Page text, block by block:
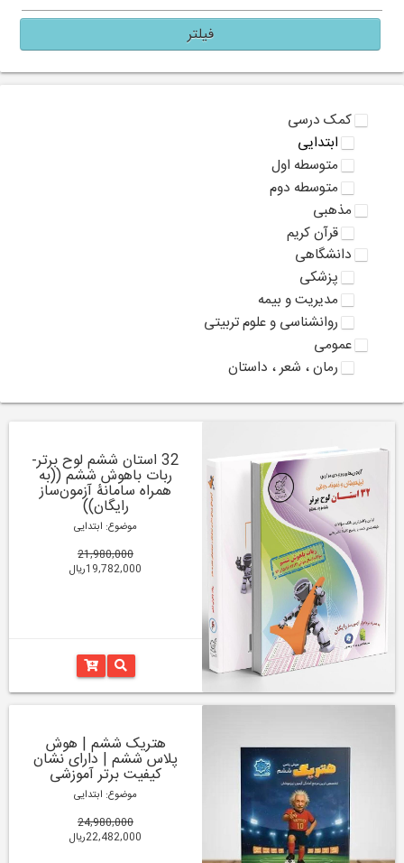
فیلتر
کمک درسی
ابتدایی
متوسطه اول
متوسطه دوم
مذهبی
قرآن کریم
دانشگاهی
پزشکی
مدیریت و بیمه
روانشناسی و علوم تربیتی
عمومی
رمان ، شعر ، داستان
32 استان ششم لوح برتر-
ربات باهوش ششم ((به
همراه سامانۀ آزمون‌ساز
رایگان))
موضوع: ابتدایی
21,980,000
19,782,000ریال
هتریک ششم | هوش
پلاس ششم | دارای نشان
کیفیت برتر آموزشی
موضوع: ابتدایی
24,980,000
22,482,000ریال